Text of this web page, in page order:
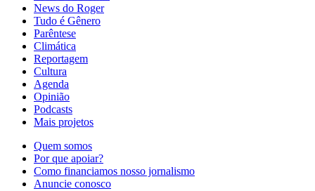
News do Roger
Tudo é Gênero
Parêntese
Climática
Reportagem
Cultura
Agenda
Opinião
Podcasts
Mais projetos
Quem somos
Por que apoiar?
Como financiamos nosso jornalismo
Anuncie conosco